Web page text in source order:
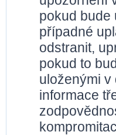
pokud bude
případné
odstranit,
pokud to
uloženými v
informace